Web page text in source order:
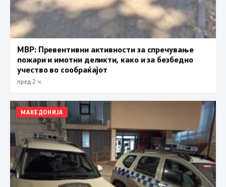
МВР: Превентивни активности за спречување
пожари и имотни деликти, како и за безбедно
учество во сообраќајот
пред 2 ч.
МАКЕДОНИЈА